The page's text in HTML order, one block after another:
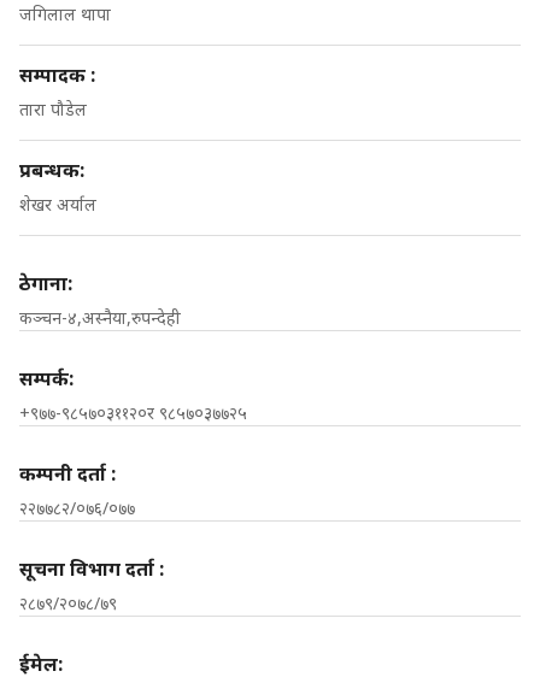
जगिलाल थापा
सम्पादक :
तारा पौडेल
प्रबन्धक:
शेखर अर्याल
ठेगाना:
कञ्चन-४,अस्नैया,रुपन्देही
सम्पर्क:
+९७७-९८५७०३११२०र ९८५७०३७७२५
कम्पनी दर्ता :
२२७७८२/०७६/०७७
सूचना विभाग दर्ता :
२८७९/२०७८/७९
ईमेल: